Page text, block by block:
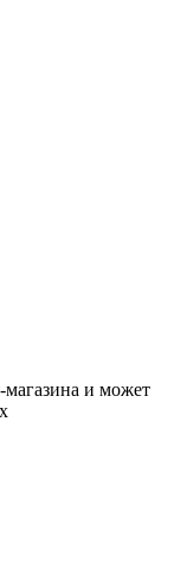
магазина и может